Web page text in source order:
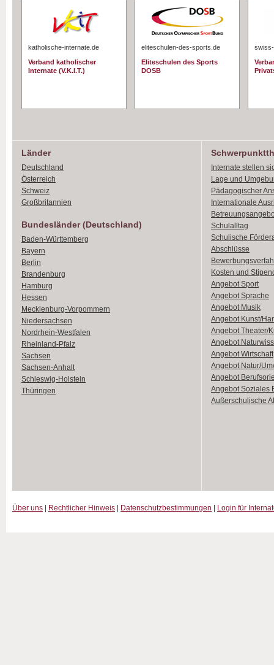
katholische-internate.de
Verband katholischer
Internate (V.K.I.T.)
eliteschulen-des-sports.de
Eliteschulen des Sports
DOSB
Länder
Deutschland
Österreich
Schweiz
Großbritannien
Bundesländer (Deutschland)
Baden-Württemberg
Bayern
Berlin
Brandenburg
Hamburg
Hessen
Mecklenburg-Vorpommern
Niedersachsen
Nordrhein-Westfalen
Rheinland-Pfalz
Sachsen
Sachsen-Anhalt
Schleswig-Holstein
Thüringen
Internate stellen
Lage und
Pädagogischer
Internationale
Schulalltag
Schulische
Abschlüsse
Kosten und
Angebot Sport
Angebot Sprache
Angebot Musik
Angebot Kunst/
Angebot Theater/
Angebot
Angebot Wirtschaft
Angebot Natur/
Angebot
Angebot Soziales
Außerschulische
Über uns Rechtlicher Hinweis Datenschutzbestimmungen Login für